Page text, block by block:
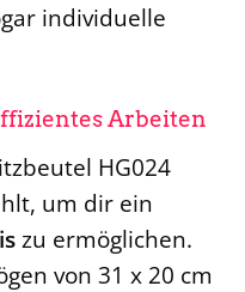
individuelle
Arbeiten
HG024
um dir ein
zu ermöglichen.
von 31 x 20 cm